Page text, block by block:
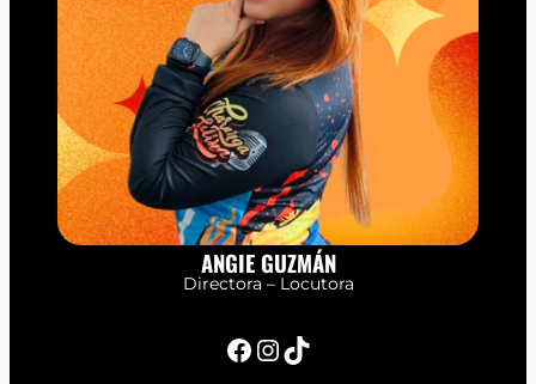
ANGIE GUZMÁN
Directora – Locutora
Facebook InstagramTikTok